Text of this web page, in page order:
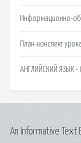
Информационно-
План-конспект
АНГЛИЙСКИЙ ЯЗЫК -
An Informative Text